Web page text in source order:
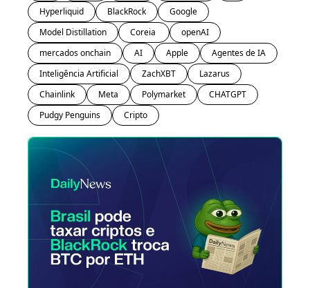
Hyperliquid
BlackRock
Google
Model Distillation
openAI
mercados onchain
AI Apple
Agentes de IA
Inteligência Artificial
ZachXBT
Lazarus
Chainlink
Meta Polymarket
CHATGPT
Pudgy Penguins
Cripto